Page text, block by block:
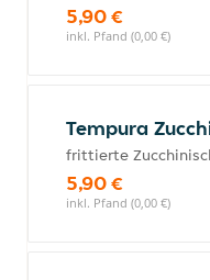
5,90 €
inkl. Pfand (0,00 €)
Tempura
frittierte
5,90 €
inkl. Pfand (0,00 €)